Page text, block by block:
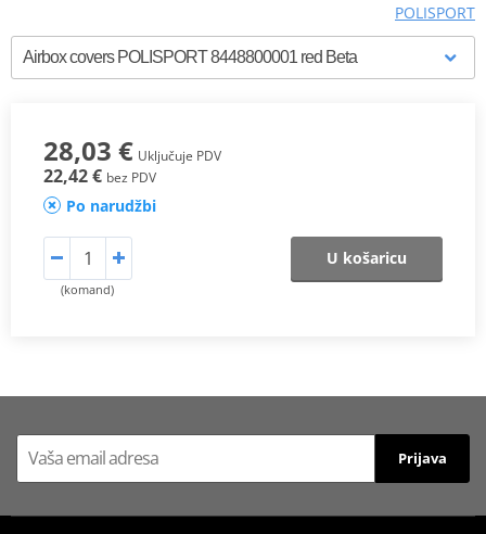
POLISPORT
28,03 € Uključuje PDV
22,42 € bez PDV
Po narudžbi
(komand)
U košaricu
Prijava